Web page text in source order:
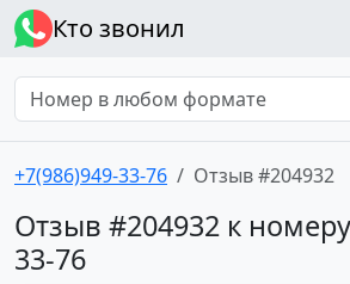
Кто звонил
+7(986)949-33-76 Отзыв #204932
Отзыв #204932 к
33-76